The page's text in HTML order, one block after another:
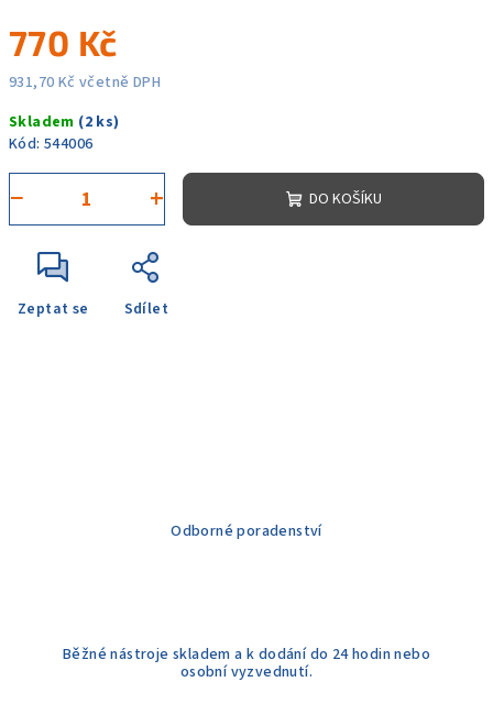
770 Kč
931,70 Kč včetně DPH
cena:
Skladem (2 ks)
Kód: 544006
+
− DO KOŠÍKU
Zeptat se Sdílet
Odborné poradenství
Běžné nástroje skladem a k dodání do 24 hodin nebo
osobní vyzvednutí.